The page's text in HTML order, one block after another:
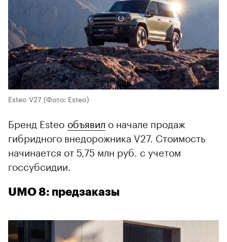
Esteo V27 (Фото: Esteo)
Бренд Esteo объявил о начале продаж
гибридного внедорожника V27. Стоимость
начинается от 5,75 млн руб. с учетом
госсубсидии.
UMO 8: предзаказы